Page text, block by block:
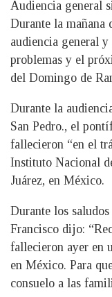
Audiencia general
Durante la mañana
audiencia general
problemas y el
del Domingo de
Durante la
San Pedro., el
fallecieron “en el
Instituto Nacional
Juárez, en México.
Durante los
Francisco dijo:
fallecieron ayer en
en México. Para
consuelo a las